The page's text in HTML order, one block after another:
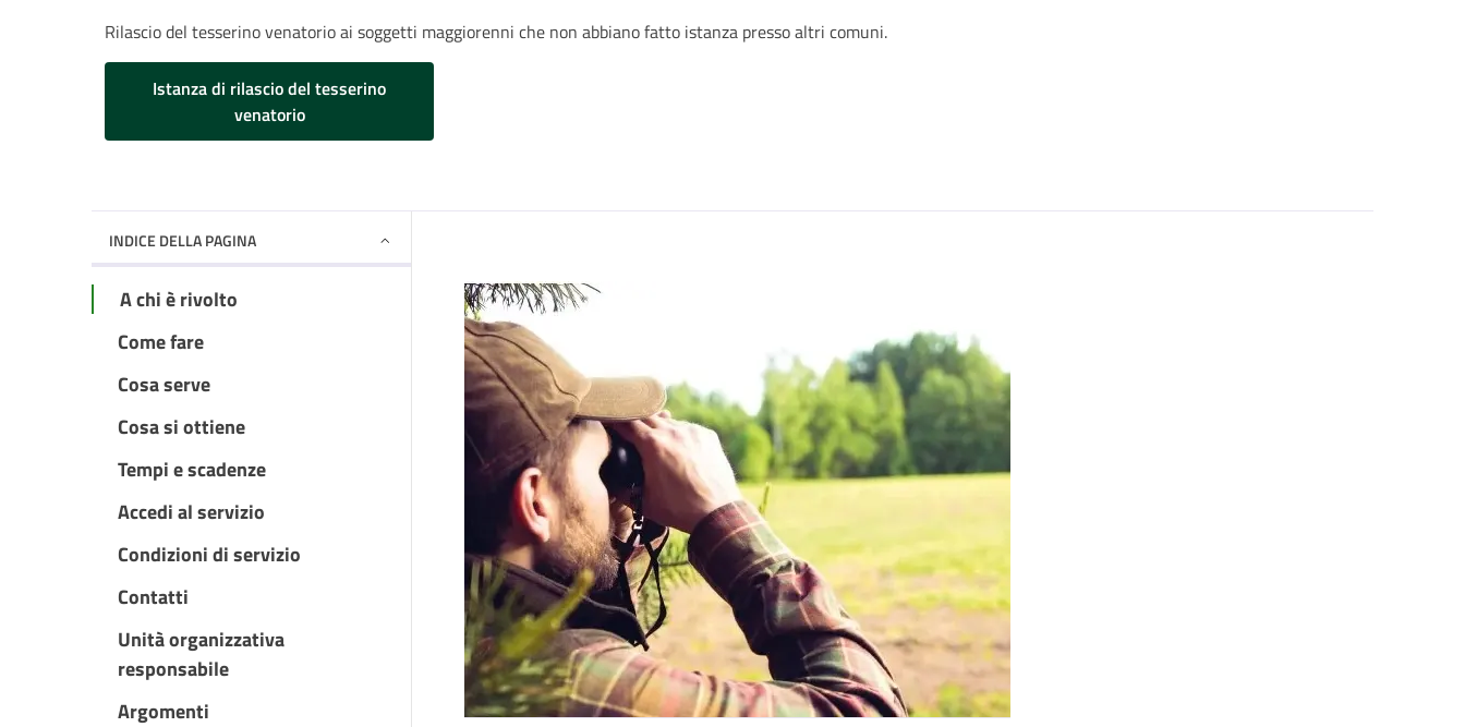
Rilascio del tesserino venatorio ai soggetti maggiorenni che non abbiano fatto istanza presso altri comuni.
Istanza di rilascio del tesserino
venatorio
INDICE DELLA PAGINA
A chi è rivolto
Come fare
Cosa serve
Cosa si ottiene
Tempi e scadenze
Accedi al servizio
Condizioni di servizio
Contatti
Unità organizzativa
responsabile
Argomenti